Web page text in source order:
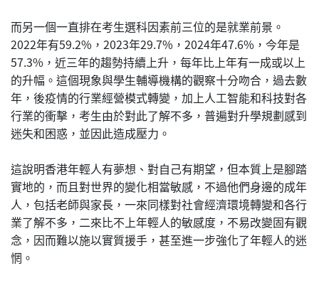
而另一個一直排在考生選科因素前三位的是就業前景。
2022年有59.2%，2023年29.7%，2024年47.6%，今年是
57.3%，近三年的趨勢持續上升，每年比上年有一成或以上
的升幅。這個現象與學生輔導機構的觀察十分吻合，過去數
年，後疫情的行業經營模式轉變，加上人工智能和科技對各
行業的衝擊，考生由於對此了解不多，普遍對升學規劃感到
迷失和困惑，並因此造成壓力。
這說明香港年輕人有夢想、對自己有期望，但本質上是腳踏
實地的，而且對世界的變化相當敏感，不過他們身邊的成年
人，包括老師與家長，一來同樣對社會經濟環境轉變和各行
業了解不多，二來比不上年輕人的敏感度，不易改變固有觀
念，因而難以施以實質援手，甚至進一步強化了年輕人的迷
惘。